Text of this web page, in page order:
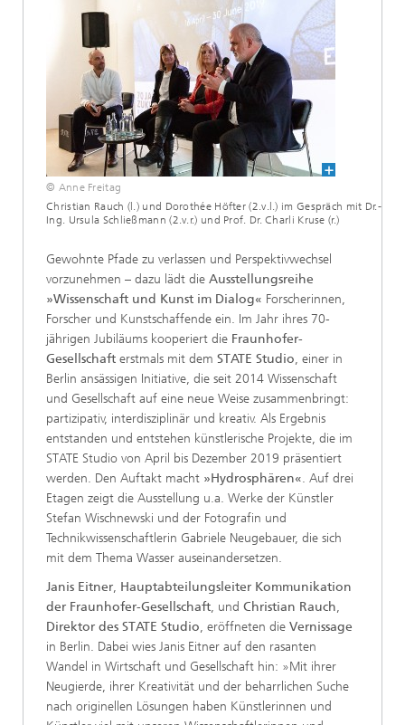
© Anne Freitag
Christian Rauch (l.) und Dorothée Höfter (2.v.l.) im Gespräch mit Dr.-
Ing. Ursula Schließmann (2.v.r.) und Prof. Dr. Charli Kruse (r.)
Gewohnte Pfade zu verlassen und Perspektivwechsel
vorzunehmen – dazu lädt die Ausstellungsreihe
»Wissenschaft und Kunst im Dialog« Forscherinnen,
Forscher und Kunstschaffende ein. Im Jahr ihres 70-
jährigen Jubiläums kooperiert die Fraunhofer-
Gesellschaft erstmals mit dem STATE Studio, einer in
Berlin ansässigen Initiative, die seit 2014 Wissenschaft
und Gesellschaft auf eine neue Weise zusammenbringt:
partizipativ, interdisziplinär und kreativ. Als Ergebnis
entstanden und entstehen künstlerische Projekte, die im
STATE Studio von April bis Dezember 2019 präsentiert
werden. Den Auftakt macht »Hydrosphären«. Auf drei
Etagen zeigt die Ausstellung u.a. Werke der Künstler
Stefan Wischnewski und der Fotografin und
Technikwissenschaftlerin Gabriele Neugebauer, die sich
mit dem Thema Wasser auseinandersetzen.
Janis Eitner, Hauptabteilungsleiter Kommunikation
der Fraunhofer-Gesellschaft, und Christian Rauch,
Direktor des STATE Studio, eröffneten die Vernissage
in Berlin. Dabei wies Janis Eitner auf den rasanten
Wandel in Wirtschaft und Gesellschaft hin: »Mit ihrer
Neugierde, ihrer Kreativität und der beharrlichen Suche
nach originellen Lösungen haben Künstlerinnen und